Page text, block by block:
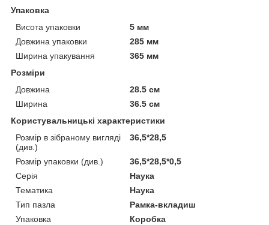
Упаковка
Висота упаковки
5 мм
Довжина упаковки
285 мм
Ширина упакування
365 мм
Розміри
Довжина
28.5 см
Ширина
36.5 см
Користувальницькі характеристики
Розмір в зібраному вигляді
(див.)
36,5*28,5
Розмір упаковки (див.)
36,5*28,5*0,5
Серія
Наука
Тематика
Наука
Тип пазла
Рамка-вкладиш
Упаковка
Коробка